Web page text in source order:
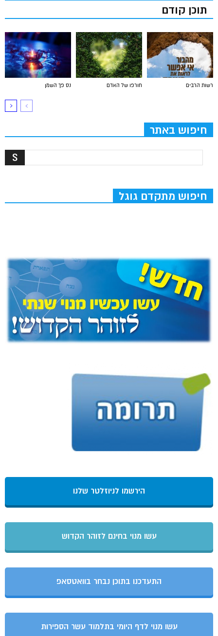
תוכן קודם
נס פך השמן חורפו של האדם רשות הרבים
חיפוש באתר
חיפוש מתקדם גוגל
הירשמו לניוזלטר שלנו
עשו מנוי בחינם לזוהר הקדוש
התעדכנו בתוכן נבחר בוואטסאפ
עשו מנוי לדף היומי בתלמוד עשר הספירות